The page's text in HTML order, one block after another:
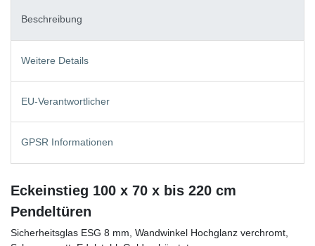
Beschreibung
Weitere Details
EU-Verantwortlicher
GPSR Informationen
Eckeinstieg 100 x 70 x bis 220 cm
Pendeltüren
Sicherheitsglas ESG 8 mm, Wandwinkel Hochglanz verchromt,